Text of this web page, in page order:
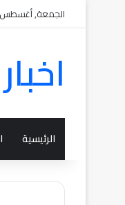
الجمعة, أغسطس 7 2026
الرئيسية